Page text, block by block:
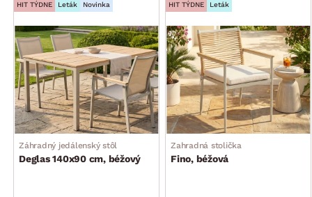
HIT TÝDNE Leták Novinka
Záhradný jedálenský stôl
Deglas 140x90 cm, béžový
HIT TÝDNE Leták
Zahradná stolička
Fino, béžová